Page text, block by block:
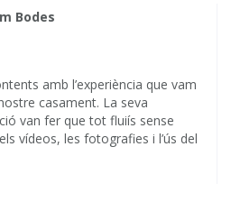
Bodes
amb l’experiència que vam
casament. La seva
van fer que tot fluiís sense
vídeos, les fotografies i l’ús del